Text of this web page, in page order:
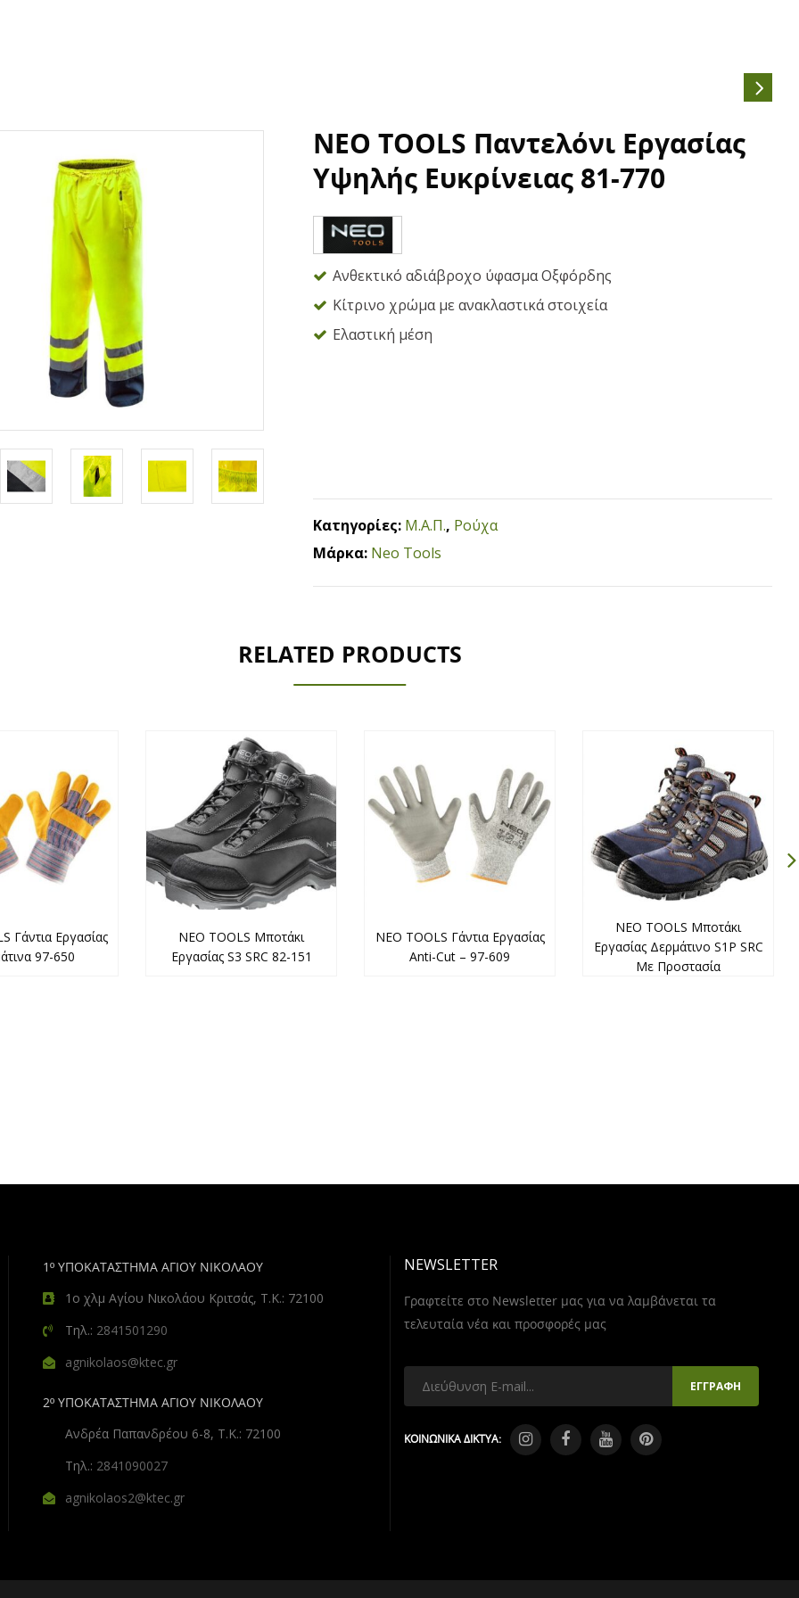
NEO TOOLS Παντελόνι Εργασίας
Υψηλής Ευκρίνειας 81-770
Ανθεκτικό αδιάβροχο ύφασμα Οξφόρδης
Κίτρινο χρώμα με ανακλαστικά στοιχεία
Ελαστική μέση
Κατηγορίες: Μ.Α.Π., Ρούχα
Μάρκα: Neo Tools
RELATED PRODUCTS
Γάντια Εργασίας
97-650
NEO TOOLS Μποτάκι
Εργασίας S3 SRC 82-151
NEO TOOLS Γάντια Εργασίας
Anti-Cut – 97-609
NEO TOOLS Μποτάκι
Εργασίας Δερμάτινο S1P SRC
Με Προστασία
1º ΥΠΟΚΑΤΑΣΤΗΜΑ ΑΓΙΟΥ ΝΙΚΟΛΑΟΥ
1ο χλμ Αγίου Νικολάου Κριτσάς, Τ.Κ.: 72100
Τηλ.: 2841501290
agnikolaos@ktec.gr
2º ΥΠΟΚΑΤΑΣΤΗΜΑ ΑΓΙΟΥ ΝΙΚΟΛΑΟΥ
Ανδρέα Παπανδρέου 6-8, Τ.Κ.: 72100
Τηλ.: 2841090027
agnikolaos2@ktec.gr
NEWSLETTER
Γραφτείτε στο Newsletter μας για να λαμβάνεται τα
τελευταία νέα και προσφορές μας
ΚΟΙΝΩΝΙΚΑ ΔΙΚΤΥΑ: